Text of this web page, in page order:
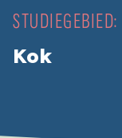
STUDIEGEBIED:
Kok